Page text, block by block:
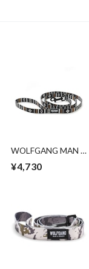
WOLFGANG MAN &
LEASH ( S size )
¥4,730